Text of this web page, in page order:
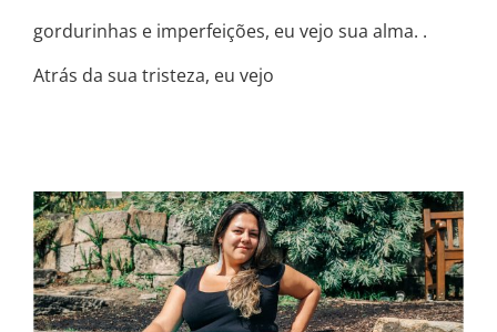
gordurinhas e imperfeições, eu vejo sua alma. .
Atrás da sua tristeza, eu vejo
O QUE NINGUÉM TE CONTOU